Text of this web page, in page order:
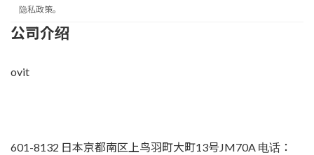
隐私政策。
公司介绍
ovit
601-8132 日本京都南区上鸟羽町大町13号JM70A 电话：